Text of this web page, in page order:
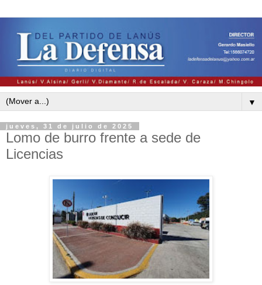
▼
jueves, 31 de julio de 2025
Lomo de burro frente a sede de
Licencias